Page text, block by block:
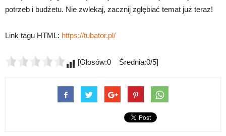
potrzeb i budżetu. Nie zwlekaj, zacznij zgłębiać temat już teraz!
Link tagu HTML: https://tubator.pl/
[Głosów:0 Średnia:0/5]